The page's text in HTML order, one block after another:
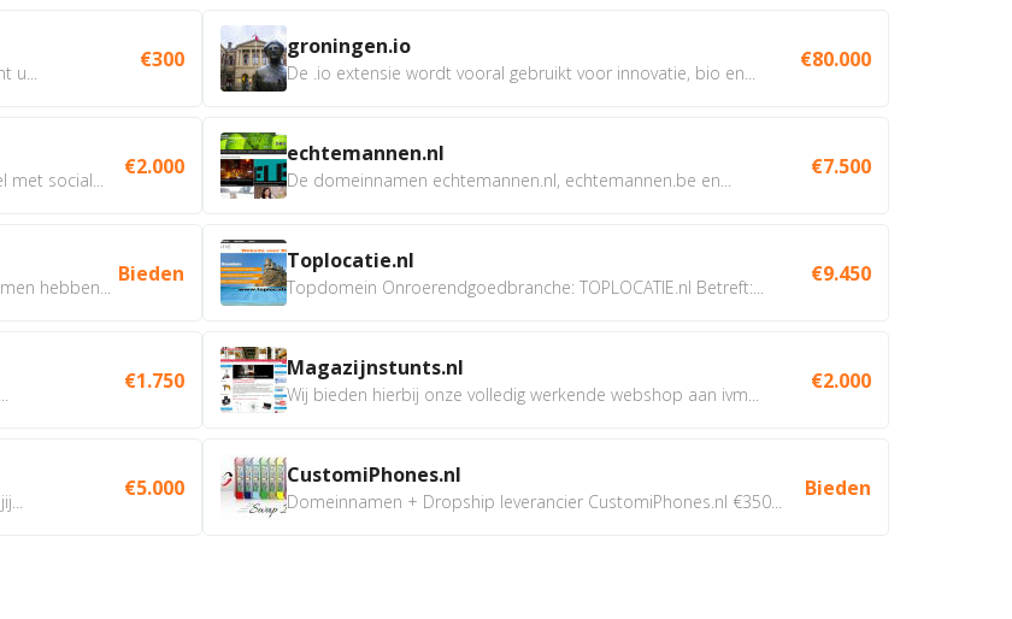
€300
social...
€2.000
hebben...
Bieden
€1.750
€5.000
groningen.io
De .io extensie wordt vooral gebruikt voor innovatie, bio en...
€80.000
echtemannen.nl
De domeinnamen echtemannen.nl, echtemannen.be en...
€7.500
Toplocatie.nl
Topdomein Onroerendgoedbranche: TOPLOCATIE.nl Betreft:...
€9.450
Magazijnstunts.nl
Wij bieden hierbij onze volledig werkende webshop aan ivm...
€2.000
CustomiPhones.nl
Domeinnamen + Dropship leverancier CustomiPhones.nl €350...
Bieden